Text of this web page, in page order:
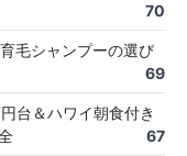
70
毛シャンプーの選び
69
台＆ハワイ朝食付き
67